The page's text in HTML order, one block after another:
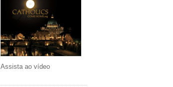
Assista ao vídeo